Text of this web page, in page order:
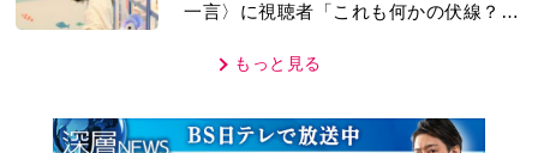
一言〉に視聴者「これも何かの伏線？」
もっと見る